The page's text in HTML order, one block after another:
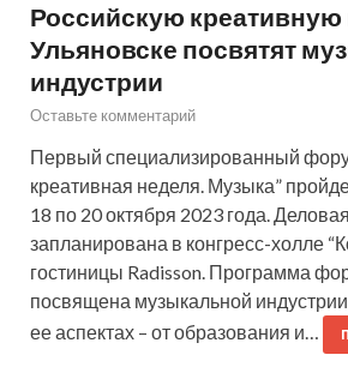
Российскую
Ульяновске посвятят
индустрии
Оставьте комментарий
Первый специализированный
креативная неделя. Музыка”
18 по 20 октября 2023 года.
запланирована в конгресс-холле
гостиницы Radisson. Программа
посвящена музыкальной
ее аспектах – от образования и…